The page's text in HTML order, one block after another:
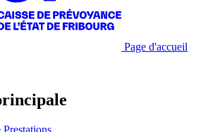
Page d'accueil
Prestations